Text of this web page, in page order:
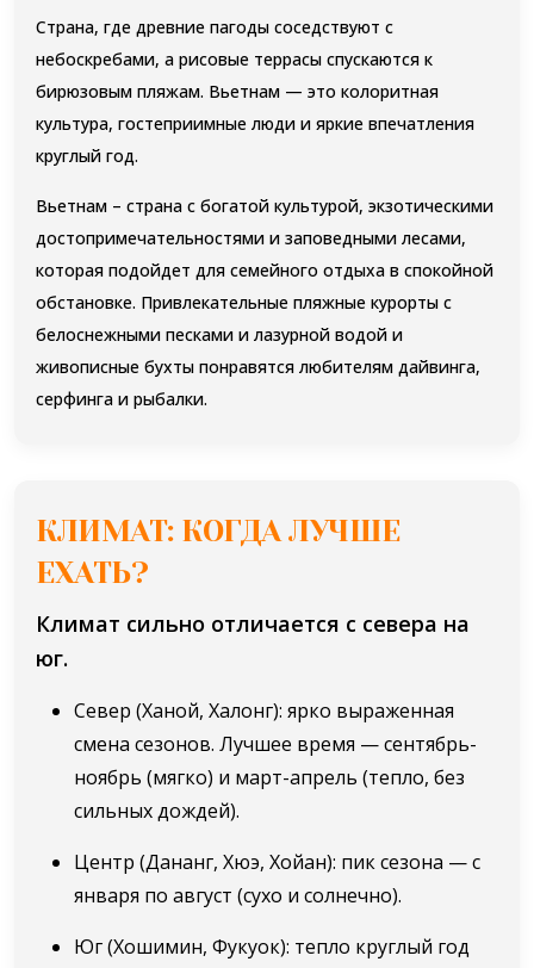
Страна, где древние пагоды соседствуют с
небоскребами, а рисовые террасы спускаются к
бирюзовым пляжам. Вьетнам — это колоритная
культура, гостеприимные люди и яркие впечатления
круглый год.
Вьетнам – страна с богатой культурой, экзотическими
достопримечательностями и заповедными лесами,
которая подойдет для семейного отдыха в спокойной
обстановке. Привлекательные пляжные курорты с
белоснежными песками и лазурной водой и
живописные бухты понравятся любителям дайвинга,
серфинга и рыбалки.
КЛИМАТ: КОГДА ЛУЧШЕ
ЕХАТЬ?
Климат сильно отличается с севера на
юг.
Север (Ханой, Халонг): ярко выраженная
смена сезонов. Лучшее время — сентябрь-
ноябрь (мягко) и март-апрель (тепло, без
сильных дождей).
Центр (Дананг, Хюэ, Хойан): пик сезона — с
января по август (сухо и солнечно).
Юг (Хошимин, Фукуок): тепло круглый год